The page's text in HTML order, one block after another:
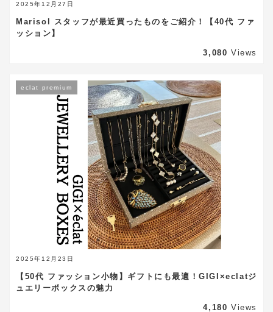
2025年12月27日
Marisol スタッフが最近買ったものをご紹介！【40代 ファ
ッション】
3,080 Views
2025年12月23日
eclat premium
【50代 ファッション小物】ギフトにも最適！GIGI×eclatジ
ュエリーボックスの魅力
4,180 Views